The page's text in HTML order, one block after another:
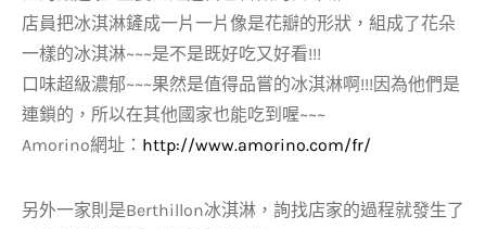
店員把冰淇淋鏟成一片一片像是花瓣的形狀，組成了花朵
一樣的冰淇淋~~~是不是既好吃又好看!!!
口味超級濃郁~~~果然是值得品嘗的冰淇淋啊!!!因為他們是
連鎖的，所以在其他國家也能吃到喔~~~
Amorino網址： http://www.amorino.com/fr/
另外一家則是Berthillon冰淇淋，詢找店家的過程就發生了